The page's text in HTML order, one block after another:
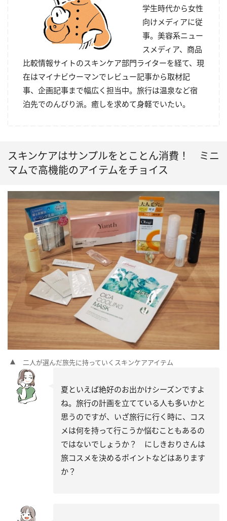
学生時代から女性
向けメディアに従
事。美容系ニュー
スメディア、商品
比較情報サイトのスキンケア部門ライターを経て、現
在はマイナビウーマンでレビュー記事から取材記
事、企画記事まで幅広く担当中。旅行は温泉など宿
泊先でのんびり派。癒しを求めて身軽でいたい。
スキンケアはサンプルをとことん消費！ ミニ
マムで高機能のアイテムをチョイス
二人が選んだ旅先に持っていくスキンケアアイテム
夏といえば絶好のお出かけシーズンですよ
ね。旅行の計画を立てている人も多いかと
思うのですが、いざ旅行に行く時に、コス
メは何を持って行こうか悩むこともあるの
ではないでしょうか？ にしきおりさんは
旅コスメを決めるポイントなどはあります
か？